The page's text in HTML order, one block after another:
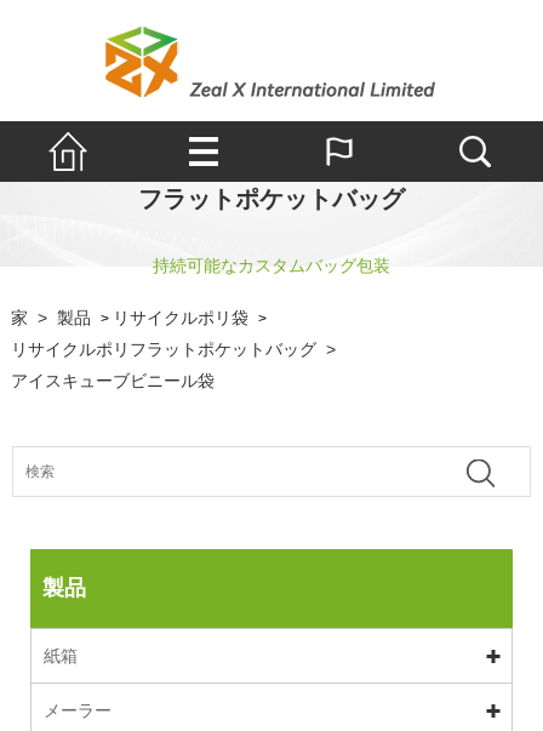
フラットポケットバッグ
持続可能なカスタムバッグ包装
家 > 製品 > リサイクルポリ袋 >
リサイクルポリフラットポケットバッグ >
アイスキューブビニール袋
製品
紙箱
メーラー